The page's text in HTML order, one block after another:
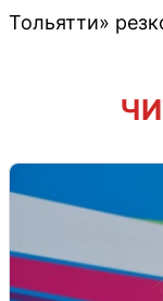
Тольятти»